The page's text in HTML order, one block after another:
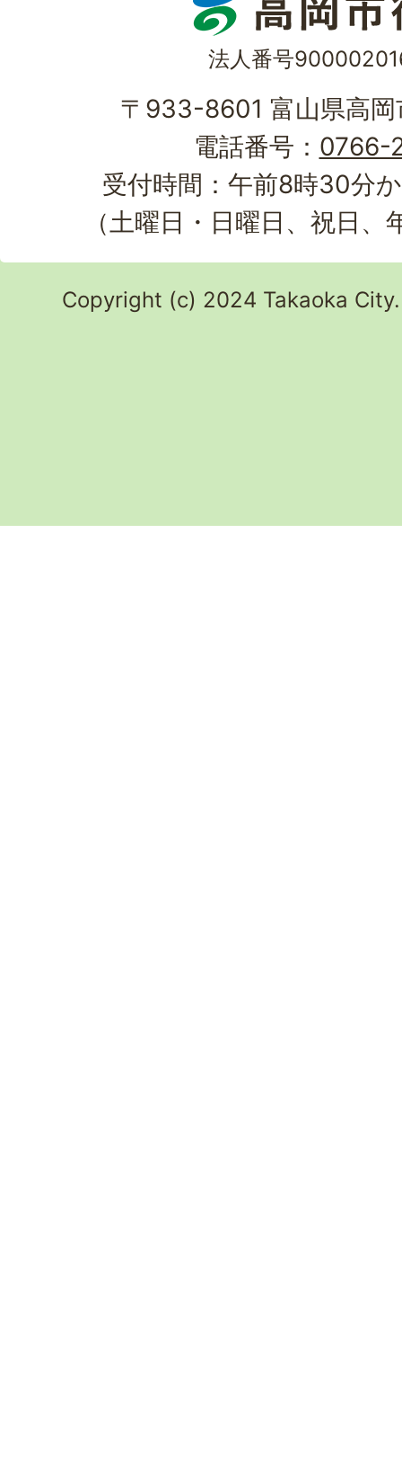
法人番号
〒933-8601 富山県高
電話番号： 0766-
受付時間：午前8時30分
（土曜日・日曜日、祝日
Copyright (c) 2024 Takaoka